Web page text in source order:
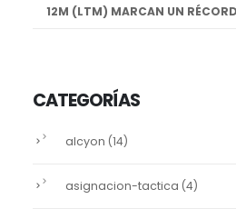
12M (LTM) MARCAN UN
CATEGORÍAS
alcyon (14)
asignacion-tactica (4)